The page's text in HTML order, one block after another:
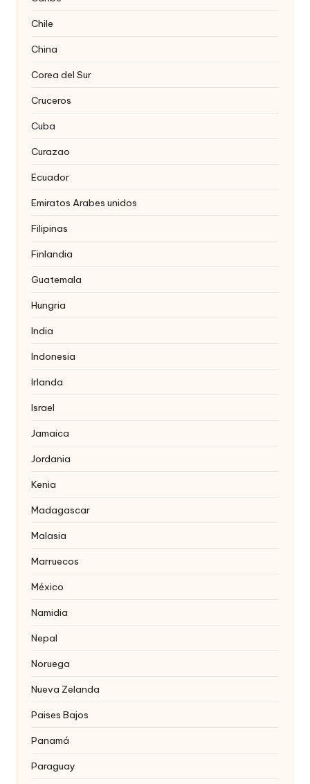
Chile
China
Corea del Sur
Cruceros
Cuba
Curazao
Ecuador
Emiratos Arabes unidos
Filipinas
Finlandia
Guatemala
Hungria
India
Indonesia
Irlanda
Israel
Jamaica
Jordania
Kenia
Madagascar
Malasia
Marruecos
México
Namidia
Nepal
Noruega
Nueva Zelanda
Paises Bajos
Panamá
Paraguay